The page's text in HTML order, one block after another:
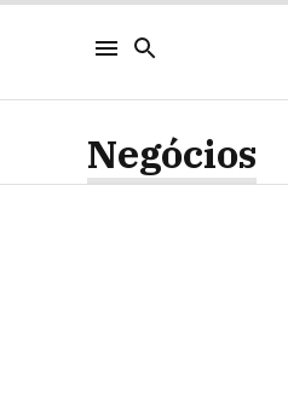
Negócios